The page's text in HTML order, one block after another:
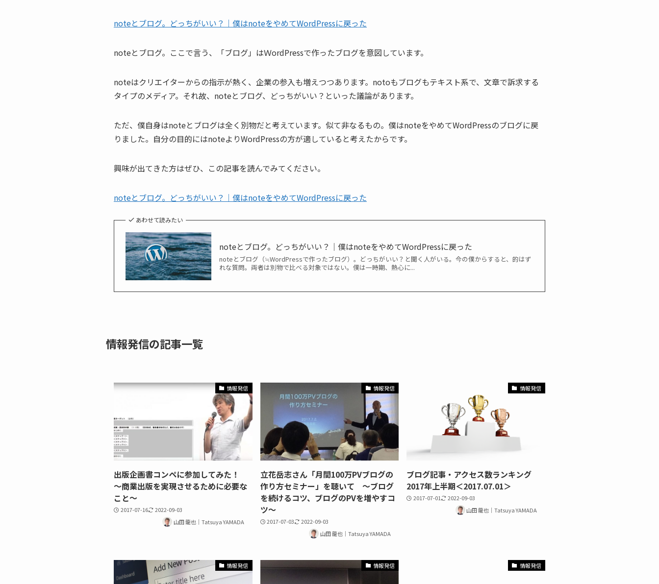
noteとブログ。どっちがいい？｜僕はnoteをやめてWordPressに戻った
noteとブログ。ここで言う、「ブログ」はＷordPressで作ったブログを意図しています。
noteはクリエイターからの指示が熱く、企業の参入も増えつつあります。notoもブログもテキスト系で、文章で訴求する
タイプのメディア。それ故、noteとブログ、どっちがいい？といった議論があります。
ただ、僕自身はnoteとブログは全く別物だと考えています。似て非なるもの。僕はnoteをやめてWordPressのブログに戻
りました。自分の目的にはnoteよりWordPressの方が適していると考えたからです。
興味が出てきた方はぜひ、この記事を読んでみてください。
noteとブログ。どっちがいい？｜僕はnoteをやめてWordPressに戻った
あわせて読みたい
noteとブログ。どっちがいい？｜僕はnoteをやめてWordPressに戻った
noteとブログ（≒WordPressで作ったブログ）。どっちがいい？と聞く人がいる。今の僕からすると、的はず
れな質問。両者は別物で比べる対象ではない。僕は一時期、熱心に...
情報発信の記事一覧
情報発信
出版企画書コンペに参加してみた！
～商業出版を実現させるために必要な
こと～
2017-07-16
2022-09-03
山田 龍也｜Tatsuya YAMADA
情報発信
立花岳志さん「月間100万PVブログの
作り方セミナー」を聴いて ～ブログ
を続けるコツ、ブログのPVを増やすコ
ツ～
2017-07-03
2022-09-03
山田 龍也｜Tatsuya YAMADA
情報発信
ブログ記事・アクセス数ランキング
2017年上半期＜2017.07.01＞
2017-07-01
2022-09-03
山田 龍也｜Tatsuya YAMADA
情報発信 情報発信 情報発信